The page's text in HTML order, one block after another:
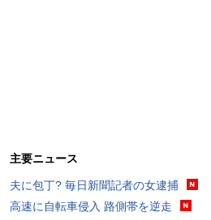
主要ニュース
夫に包丁? 毎日新聞記者の女逮捕
高速に自転車侵入 路側帯を逆走